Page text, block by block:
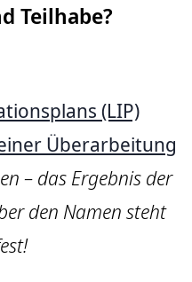
Teilhabe?
(LIP)
Überarbeitung
– das Ergebnis der
den Namen steht